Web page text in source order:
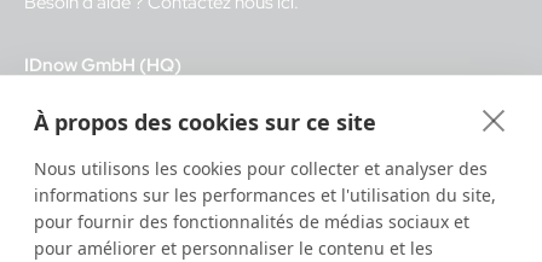
IDnow GmbH (HQ)
Heures d'ouverture
Centre d'identification
8:00 – 12:00. CET - service diurne
12:00 – 20:00 CET - service nocturne
À propos des cookies sur ce site
Nous utilisons les cookies pour collecter et analyser des
informations sur les performances et l'utilisation du site,
pour fournir des fonctionnalités de médias sociaux et
pour améliorer et personnaliser le contenu et les